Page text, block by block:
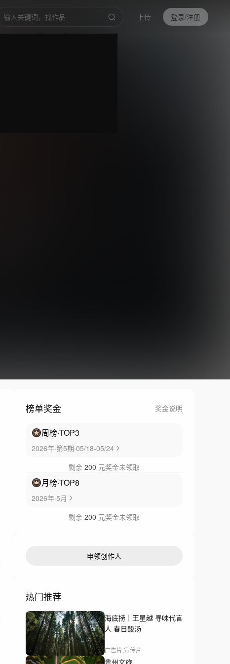
上传 登录/注册
榜单奖金 奖金说明
周榜·TOP3
2026年·第5期·05/18-05/24
剩余 200 元奖金未领取
月榜·TOP8
2026年·5月
剩余 200 元奖金未领取
申领创作人
热门推荐
海底捞｜王星越 寻味代言
人 春日酸汤
广告片,宣传片
贵州文旅